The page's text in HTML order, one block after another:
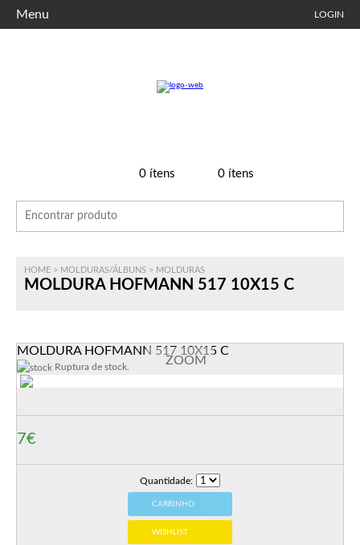
Menu LOGIN
0ítens 0ítens
HOME > MOLDURAS/ÁLBUNS > MOLDURAS
MOLDURA HOFMANN 517 10X15 C
MOLDURA HOFMANN 517 10X15 C
Ruptura de stock. ZOOM
7€
Quantidade:
CARRINHO
WISHLIST